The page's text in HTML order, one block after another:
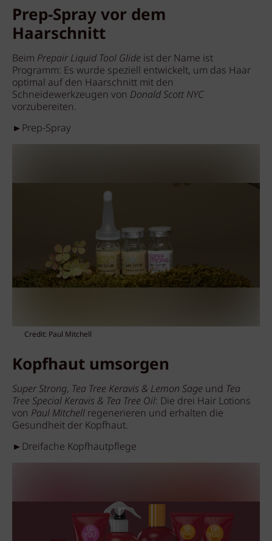
Prep-Spray vor dem
Haarschnitt
Beim Prepair Liquid Tool Glide ist der Name ist
Programm: Es wurde speziell entwickelt, um das Haar
optimal auf den Haarschnitt mit den
Schneidewerkzeugen von Donald Scott NYC
vorzubereiten.
►Prep-Spray
Credit: Paul Mitchell
Kopfhaut umsorgen
Super Strong, Tea Tree Keravis & Lemon Sage und Tea
Tree Special Keravis & Tea Tree Oil: Die drei Hair Lotions
von Paul Mitchell regenerieren und erhalten die
Gesundheit der Kopfhaut.
►Dreifache Kopfhautpflege